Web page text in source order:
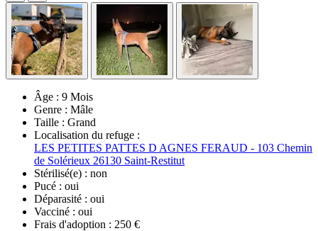
Âge : 9 Mois
Genre : Mâle
Taille : Grand
Localisation du refuge :
LES PETITES PATTES D AGNES FERAUD - 103 Chemin
de Solérieux 26130 Saint-Restitut
Stérilisé(e) : non
Pucé : oui
Déparasité : oui
Vacciné : oui
Frais d'adoption : 250 €